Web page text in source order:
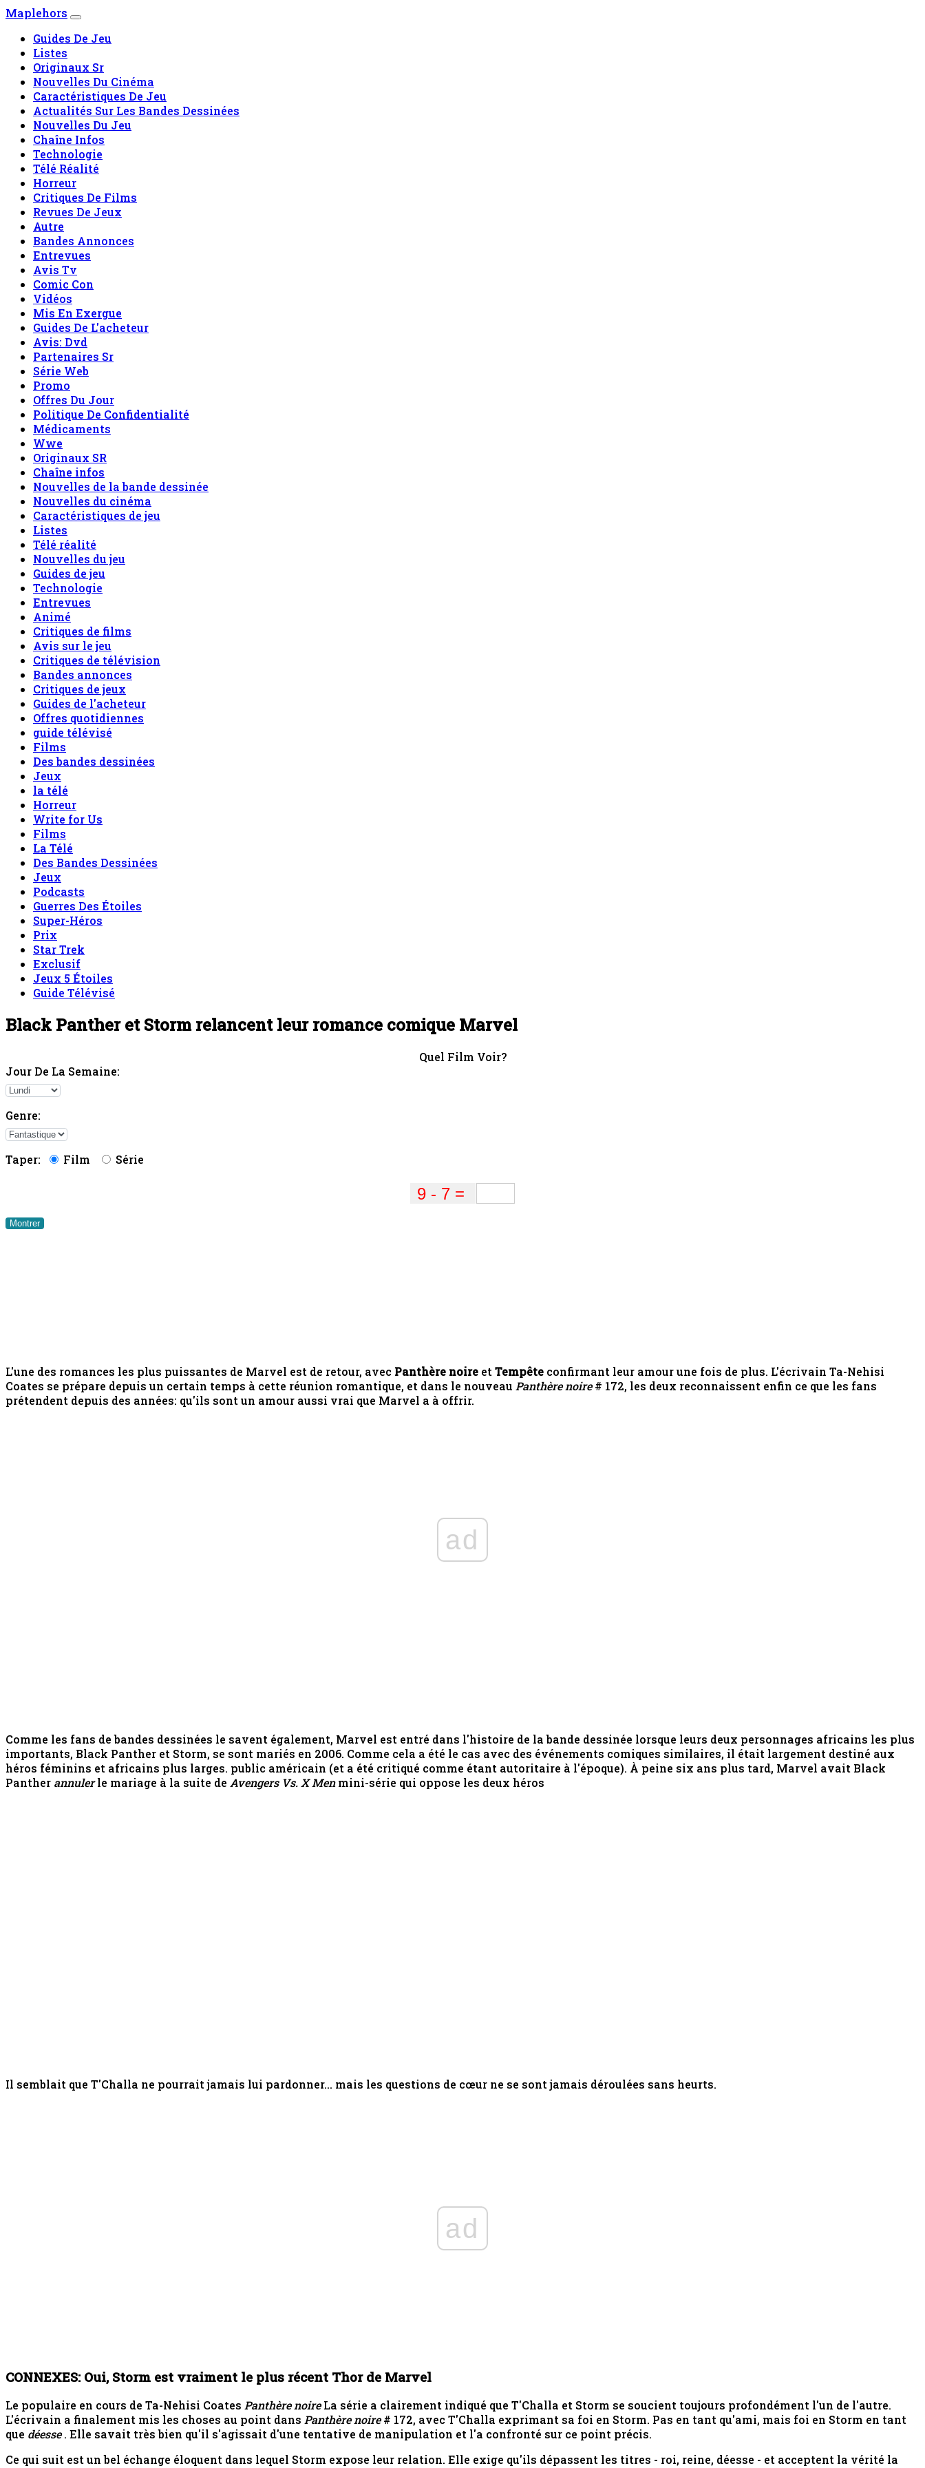
Maplehors
Guides De Jeu
Listes
Originaux Sr
Nouvelles Du Cinéma
Caractéristiques De Jeu
Actualités Sur Les Bandes Dessinées
Nouvelles Du Jeu
Chaîne Infos
Technologie
Télé Réalité
Horreur
Critiques De Films
Revues De Jeux
Autre
Bandes Annonces
Entrevues
Avis Tv
Comic Con
Vidéos
Mis En Exergue
Guides De L'acheteur
Avis: Dvd
Partenaires Sr
Série Web
Promo
Offres Du Jour
Politique De Confidentialité
Médicaments
Wwe
Originaux SR
Chaîne infos
Nouvelles de la bande dessinée
Nouvelles du cinéma
Caractéristiques de jeu
Listes
Télé réalité
Nouvelles du jeu
Guides de jeu
Technologie
Entrevues
Animé
Critiques de films
Avis sur le jeu
Critiques de télévision
Bandes annonces
Critiques de jeux
Guides de l'acheteur
Offres quotidiennes
guide télévisé
Films
Des bandes dessinées
Jeux
la télé
Horreur
Write for Us
Films
La Télé
Des Bandes Dessinées
Jeux
Podcasts
Guerres Des Étoiles
Super-Héros
Prix
Star Trek
Exclusif
Jeux 5 Étoiles
Guide Télévisé
Black Panther et Storm relancent leur romance comique Marvel
Quel Film Voir?
Jour De La Semaine:
Genre:
Taper: Film Série
Montrer
L'une des romances les plus puissantes de Marvel est de retour, avec Panthère noire et Tempête confirmant leur amour une fois de plus. L'écrivain Ta-Nehisi
Coates se prépare depuis un certain temps à cette réunion romantique, et dans le nouveau Panthère noire# 172, les deux reconnaissent enfin ce que les fans
prétendent depuis des années: qu'ils sont un amour aussi vrai que Marvel a à offrir.
ad
Comme les fans de bandes dessinées le savent également, Marvel est entré dans l'histoire de la bande dessinée lorsque leurs deux personnages africains les plus
importants, Black Panther et Storm, se sont mariés en 2006. Comme cela a été le cas avec des événements comiques similaires, il était largement destiné aux
héros féminins et africains plus larges. public américain (et a été critiqué comme étant autoritaire à l'époque). À peine six ans plus tard, Marvel avait Black
Panther annulerle mariage à la suite de Avengers Vs. X Menmini-série qui oppose les deux héros
Il semblait que T'Challa ne pourrait jamais lui pardonner... mais les questions de cœur ne se sont jamais déroulées sans heurts.
ad
CONNEXES: Oui, Storm est vraiment le plus récent Thor de Marvel
Le populaire en cours de Ta-Nehisi Coates Panthère noireLa série a clairement indiqué que T'Challa et Storm se soucient toujours profondément l'un de l'autre.
L'écrivain a finalement mis les choses au point dans Panthère noire# 172, avec T'Challa exprimant sa foi en Storm. Pas en tant qu'ami, mais foi en Storm en tant
que déesse. Elle savait très bien qu'il s'agissait d'une tentative de manipulation et l'a confronté sur ce point précis.
Ce qui suit est un bel échange éloquent dans lequel Storm expose leur relation. Elle exige qu'ils dépassent les titres - roi, reine, déesse - et acceptent la vérité la